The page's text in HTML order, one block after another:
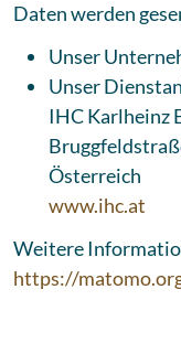
Daten werden
Unser
Unser
IHC Karlheinz
Österreich
www.ihc.at
Weitere
https://